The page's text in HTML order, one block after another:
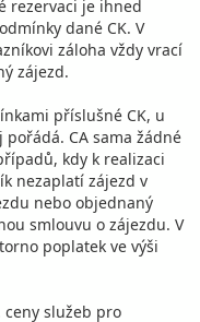
rezervaci je ihned
dané CK. V
záloha vždy vrací
zájezd.
příslušné CK, u
CA sama žádné
kdy k realizaci
nezaplatí zájezd v
nebo objednaný
smlouvu o zájezdu. V
poplatek ve výši
ceny služeb pro